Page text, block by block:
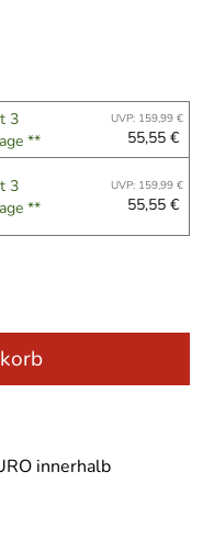
3
**
UVP: 159,99 €
55,55 €
3
**
UVP: 159,99 €
55,55 €
innerhalb